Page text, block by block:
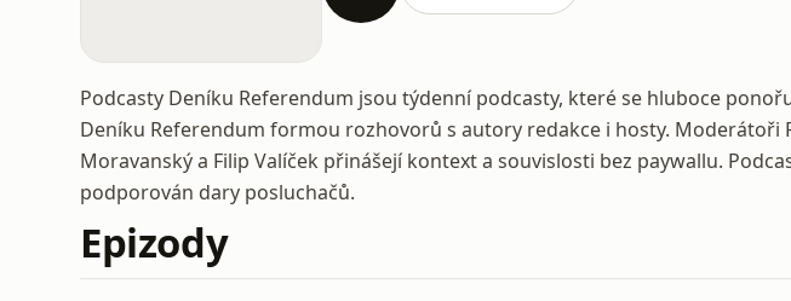
Podcasty Deníku Referendum jsou týdenní podcasty, které se hluboce
Deníku Referendum formou rozhovorů s autory redakce i hosty. Moderátoři
Moravanský a Filip Valíček přinášejí kontext a souvislosti bez paywallu.
podporován dary posluchačů.
Epizody